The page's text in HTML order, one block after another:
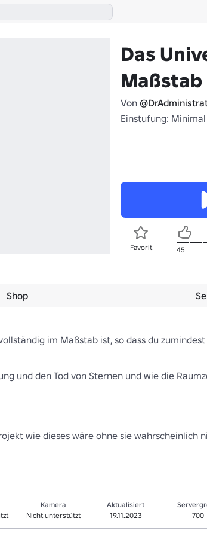
Das
Maßstab
Von
Einstufung: Minimal
Favorit 45
Shop
im Maßstab ist, so dass du
und den Tod von Sternen und wie die
wie dieses wäre ohne sie wahrscheinlich
Kamera
Nicht unterstützt
Aktualisiert
19.11.2023
700